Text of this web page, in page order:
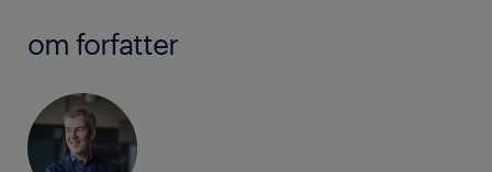
om forfatter